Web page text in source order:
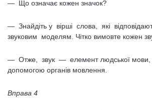
— Що означає кожен значок?
— Знайдіть у вірші слова, які
звуковим моделям. Чітко вимовте кожен
— Отже, звук — елемент людської мови,
допомогою органів мовлення.
Вправа 4